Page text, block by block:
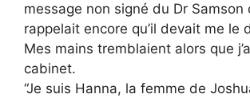
message non signé du Dr Samson
rappelait encore qu’il devait me le
Mes mains tremblaient alors que
cabinet.
“Je suis Hanna, la femme de